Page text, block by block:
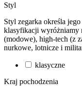
Styl
Styl zegarka określa
klasyfikacji wyróżniamy
(modowe), high-tech (z
nurkowe, lotnicze i
klasyczne
Kraj pochodzenia